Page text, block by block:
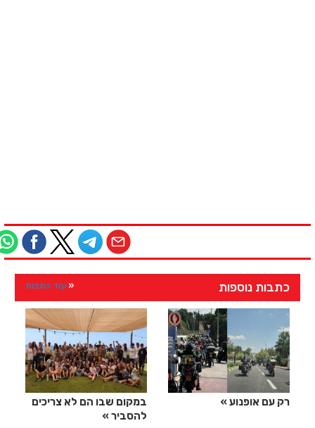
כתבות נוספות עוד כתבות
רק עם אופנוע
במקום שבו הם לא צריכים
להסביר